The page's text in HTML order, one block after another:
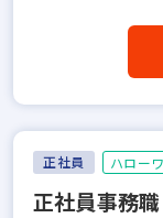
正社員 ハロー
正社員事務職